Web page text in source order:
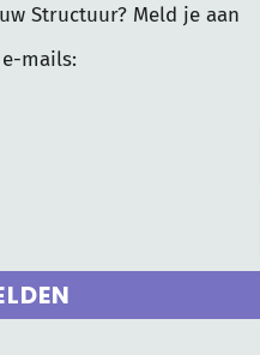
Structuur? Meld je aan
mails: